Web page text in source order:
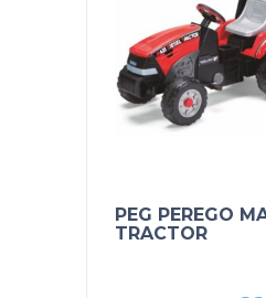
PEG PEREGO
TRACTOR